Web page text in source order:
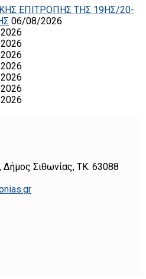
ΕΠΙΤΡΟΠΗΣ ΤΗΣ 19ΗΣ/20-
06/08/2026
Δήμος Σιθωνίας, ΤΚ: 63088